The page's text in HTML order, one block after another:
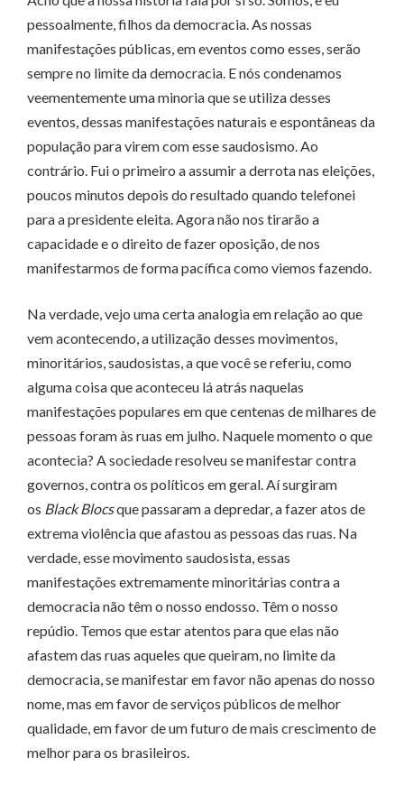
pessoalmente, filhos da democracia. As nossas
manifestações públicas, em eventos como esses, serão
sempre no limite da democracia. E nós condenamos
veementemente uma minoria que se utiliza desses
eventos, dessas manifestações naturais e espontâneas da
população para virem com esse saudosismo. Ao
contrário. Fui o primeiro a assumir a derrota nas eleições,
poucos minutos depois do resultado quando telefonei
para a presidente eleita. Agora não nos tirarão a
capacidade e o direito de fazer oposição, de nos
manifestarmos de forma pacífica como viemos fazendo.
Na verdade, vejo uma certa analogia em relação ao que
vem acontecendo, a utilização desses movimentos,
minoritários, saudosistas, a que você se referiu, como
alguma coisa que aconteceu lá atrás naquelas
manifestações populares em que centenas de milhares de
pessoas foram às ruas em julho. Naquele momento o que
acontecia? A sociedade resolveu se manifestar contra
governos, contra os políticos em geral. Aí surgiram
os Black Blocsque passaram a depredar, a fazer atos de
extrema violência que afastou as pessoas das ruas. Na
verdade, esse movimento saudosista, essas
manifestações extremamente minoritárias contra a
democracia não têm o nosso endosso. Têm o nosso
repúdio. Temos que estar atentos para que elas não
afastem das ruas aqueles que queiram, no limite da
democracia, se manifestar em favor não apenas do nosso
nome, mas em favor de serviços públicos de melhor
qualidade, em favor de um futuro de mais crescimento de
melhor para os brasileiros.